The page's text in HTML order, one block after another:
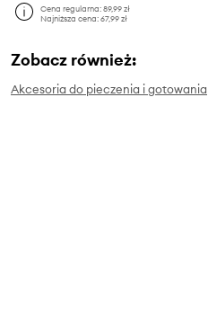
Cena regularna:89,99 zł
Najniższa cena:67,99 zł
Zobacz również:
Akcesoria do pieczenia i gotowania